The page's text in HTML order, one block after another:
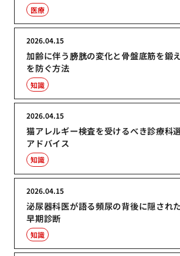
医療
加齢に伴う膀胱の変化と骨盤底筋を鍛
を防ぐ方法
2026.04.15
知識
猫アレルギー検査を受けるべき診療科
アドバイス
2026.04.15
知識
泌尿器科医が語る頻尿の背後に隠され
早期診断
2026.04.15
知識